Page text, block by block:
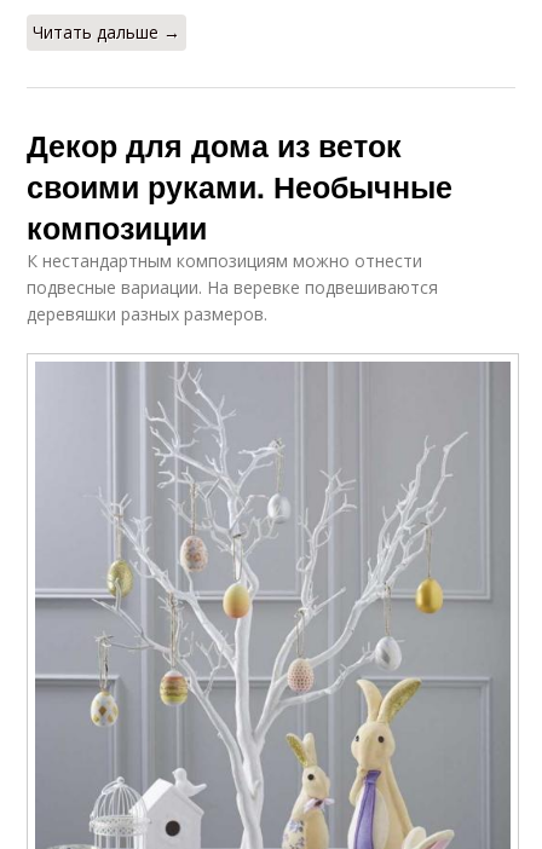
Читать дальше →
Декор для дома из веток
своими руками. Необычные
композиции
К нестандартным композициям можно отнести
подвесные вариации. На веревке подвешиваются
деревяшки разных размеров.